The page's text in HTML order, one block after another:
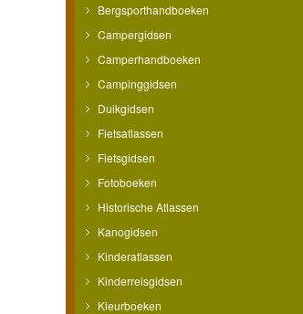
Bergsporthandboeken
Campergidsen
Camperhandboeken
Campinggidsen
Duikgidsen
Fietsatlassen
Fietsgidsen
Fotoboeken
Historische Atlassen
Kanogidsen
Kinderatlassen
Kinderreisgidsen
Kleurboeken